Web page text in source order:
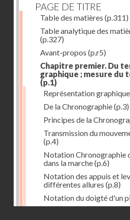
PAGE DE TITRE
Table des matières (p.311)
Table analytique des
(p.327)
Avant-propos (p.r5)
Chapitre premier. Du
graphique ; mesure du
(p.1)
Représentation
De la Chronographie(p.3)
Principes de la
Transmission du
(p.4)
Notation Chronographie
dans la marche(p.6)
Notation des appuis et
différentes allures (p.8)
Notation du doigté d'un